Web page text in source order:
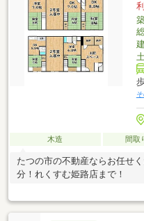
木造 間取
たつの市の不動産ならお任せ
分！れくすむ姫路店まで！